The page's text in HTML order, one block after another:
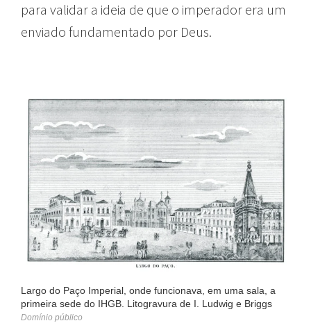
para validar a ideia de que o imperador era um
enviado fundamentado por Deus.
Largo do Paço Imperial, onde funcionava, em uma sala, a
primeira sede do IHGB. Litogravura de I. Ludwig e Briggs
Domínio público